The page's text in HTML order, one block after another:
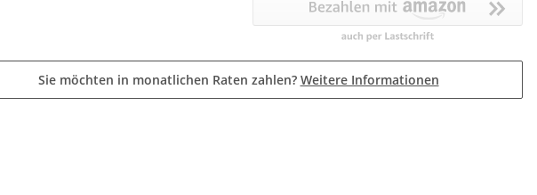
Sie möchten in monatlichen Raten zahlen? Weitere Informationen